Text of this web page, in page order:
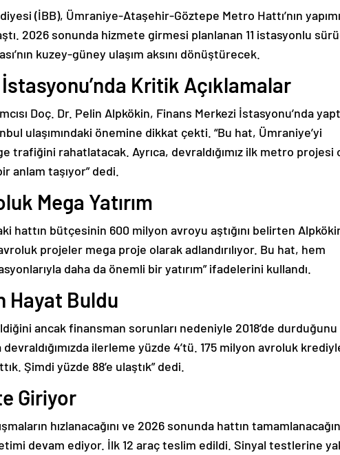
(İBB), Ümraniye-Ataşehir-Göztepe Metro Hattı’nın
2026 sonunda hizmete girmesi planlanan 11 istasyonlu
kuzey-güney ulaşım aksını dönüştürecek.
Kritik Açıklamalar
Doç. Dr. Pelin Alpkökin, Finans Merkezi İstasyonu’nda
ulaşımındaki önemine dikkat çekti. “Bu hat, Ümraniye’yi
trafiğini rahatlatacak. Ayrıca, devraldığımız ilk metro projesi
anlam taşıyor” dedi.
Mega Yatırım
hattın bütçesinin 600 milyon avroyu aştığını belirten
projeler mega proje olarak adlandırılıyor. Bu hat, hem
daha da önemli bir yatırım” ifadelerini kullandı.
Hayat Buldu
ancak finansman sorunları nedeniyle 2018’de durduğunu
devraldığımızda ilerleme yüzde 4’tü. 175 milyon avroluk
Şimdi yüzde 88’e ulaştık” dedi.
Giriyor
hızlanacağını ve 2026 sonunda hattın
devam ediyor. İlk 12 araç teslim edildi. Sinyal testlerine